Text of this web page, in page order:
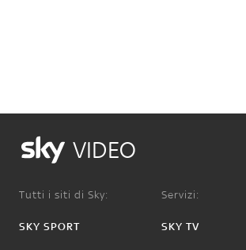
VIDEO
Tutti i siti di Sky:
SKY SPORT
Servizi:
SKY TV